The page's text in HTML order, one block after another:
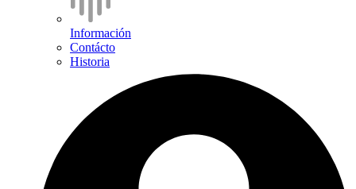
Información
Contácto
Historia